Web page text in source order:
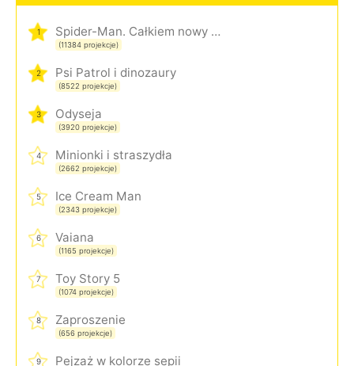
1 Spider-Man. Całkiem nowy dzień
(11384 projekcje)
2 Psi Patrol i dinozaury
(8522 projekcje)
3 Odyseja
(3920 projekcje)
4 Minionki i straszydła
(2662 projekcje)
5 Ice Cream Man
(2343 projekcje)
6 Vaiana
(1165 projekcje)
7 Toy Story 5
(1074 projekcje)
8 Zaproszenie
(656 projekcje)
9 Pejzaż w kolorze sepii